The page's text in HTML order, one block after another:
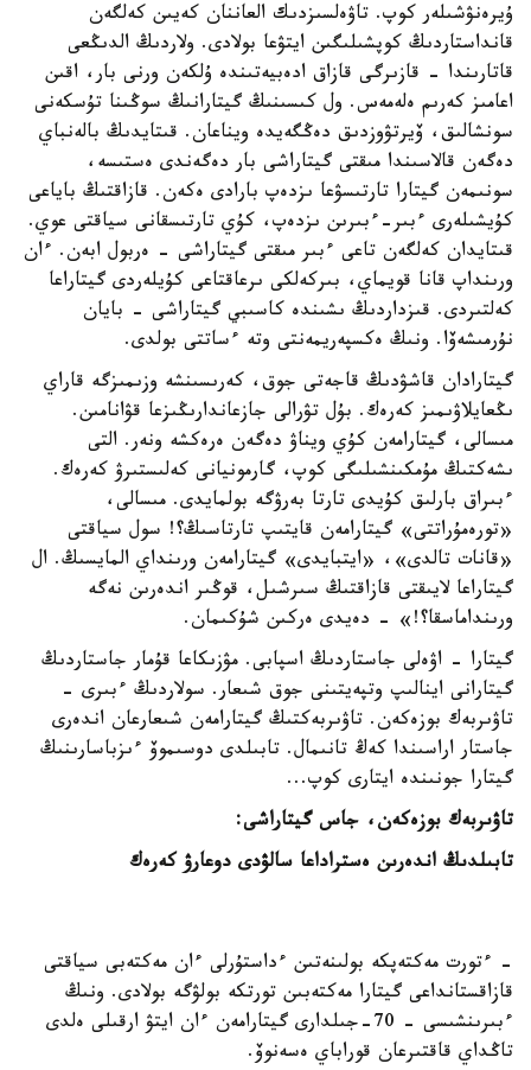
ۇيرەنۋشىلەر كوپ. تاۋەلسىزدىك العاننان كەيىن كەلگەن
قانداستاردىڭ كوپشىلىگىن ايتۋعا بولادى. ولاردىڭ الدىڭعى
قاتارىندا - قازىرگى قازاق ادەبيەتىندە ۇلكەن ورنى بار، اقىن
اعامىز كەرىم ەلەمەس. ول كىسىنىڭ گيتارانىڭ سوڭىنا تۇسكەنى
سونشالىق، ۆيرتۋوزدىق دەڭگەيدە ويناعان. قىتايدىڭ بالەنباي
دەگەن قالاسىندا مىقتى گيتاراشى بار دەگەندى ەستىسە،
سونىمەن گيتارا تارتىسۋعا ىزدەپ بارادى ەكەن. قازاقتىڭ باياعى
كۇيشىلەرى ءبىر-ءبىرىن ىزدەپ، كۇي تارتىسقانى سياقتى عوي.
قىتايدان كەلگەن تاعى ءبىر مىقتى گيتاراشى - ەربول ابەن. ءان
ورىنداپ قانا قويماي، بىركەلكى ىرعاقتاعى كۇيلەردى گيتاراعا
كەلتىردى. قىزداردىڭ ىشىندە كاسىبي گيتاراشى - بايان
نۇرمىشەۆا. ونىڭ ەكسپەريمەنتى وتە ءساتتى بولدى.
گيتارادان قاشۋدىڭ قاجەتى جوق، كەرىسىنشە وزىمىزگە قاراي
ىڭعايلاۋىمىز كەرەك. بۇل تۋرالى جازعاندارىڭىزعا قۋانامىن.
مىسالى، گيتارامەن كۇي ويناۋ دەگەن ەرەكشە ونەر. التى
ىشەكتىڭ مۇمكىنشىلىگى كوپ، گارمونيانى كەلىستىرۋ كەرەك.
ءبىراق بارلىق كۇيدى تارتا بەرۋگە بولمايدى. مىسالى،
«تورەمۇراتتى» گيتارامەن قايتىپ تارتاسىڭ؟! سول سياقتى
«قانات تالدى»، «ايتبايدى» گيتارامەن ورىنداي المايسىڭ. ال
گيتاراعا لايىقتى قازاقتىڭ سىرشىل، قوڭىر اندەرىن نەگە
ورىنداماسقا؟!» - دەيدى ەركىن شۇكىمان.
گيتارا - اۋەلى جاستاردىڭ اسپابى. مۋزىكاعا قۇمار جاستاردىڭ
گيتارانى اينالىپ وتپەيتىنى جوق شىعار. سولاردىڭ ءبىرى -
تاۋىربەك بوزەكەن. تاۋىربەكتىڭ گيتارامەن شىعارعان اندەرى
جاستار اراسىندا كەڭ تانىمال. تابىلدى دوسىموۆ ءىزباسارىنىڭ
گيتارا جونىندە ايتارى كوپ...
تاۋىربەك بوزەكەن، جاس گيتاراشى:
تابىلدىڭ اندەرىن ەستراداعا سالۋدى دوعارۋ كەرەك
- ءتورت مەكتەپكە بولىنەتىن ءداستۇرلى ءان مەكتەبى سياقتى
قازاقستانداعى گيتارا مەكتەبىن تورتكە بولۋگە بولادى. ونىڭ
ءبىرىنشىسى - 70-جىلدارى گيتارامەن ءان ايتۋ ارقىلى ەلدى
تاڭداي قاقتىرعان قوراباي ەسەنوۆ.